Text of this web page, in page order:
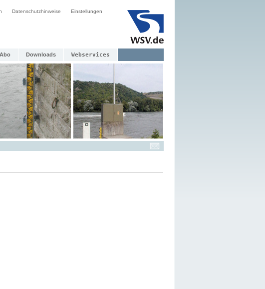
Datenschutzhinweise Einstellungen
Abo Downloads Webservices